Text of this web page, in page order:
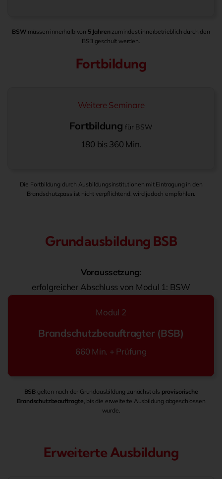
Grundausbildung BSB
Erweiterte Ausbildung
Fortbildung
BSWmüssen innerhalb von 5 Jahren zumindest innerbetrieblich durch den
BSB geschult werden.
Weitere Seminare
Fortbildungfür BSW
180 bis 360 Min.
Die Fortbildung durch Ausbildungsinstitutionen mit Eintragung in den
Brandschutzpass ist nicht verpflichtend, wird jedoch empfohlen.
Voraussetzung:
erfolgreicher Abschluss von Modul 1: BSW
Modul 2
Brandschutzbeauftragter (BSB)
660 Min. + Prüfung
BSB gelten nach der Grundausbildung zunächst als provisorische
Brandschutzbeauftragte , bis die erweiterte Ausbildung abgeschlossen
wurde.